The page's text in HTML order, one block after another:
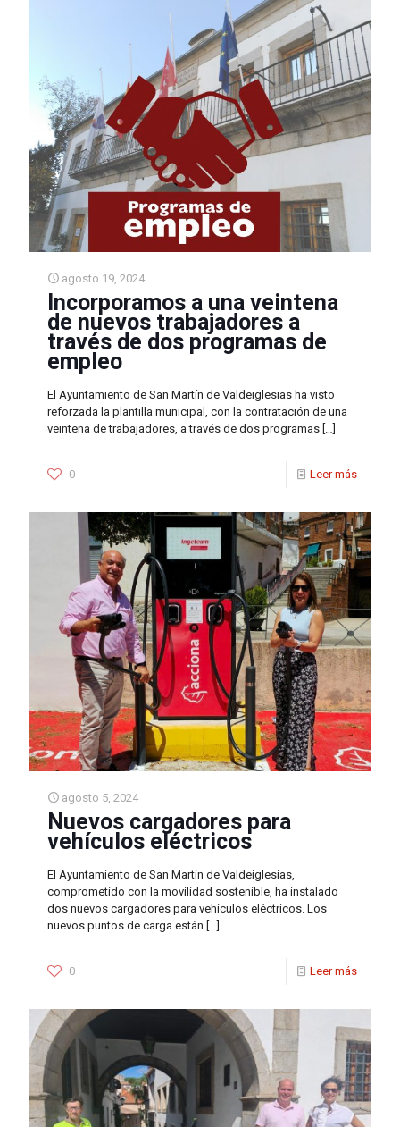
agosto 19, 2024
Incorporamos a una veintena
de nuevos trabajadores a
través de dos programas de
empleo
El Ayuntamiento de San Martín de Valdeiglesias ha visto
reforzada la plantilla municipal, con la contratación de una
veintena de trabajadores, a través de dos programas […]
0 Leer más
agosto 5, 2024
Nuevos cargadores para
vehículos eléctricos
El Ayuntamiento de San Martín de Valdeiglesias,
comprometido con la movilidad sostenible, ha instalado
dos nuevos cargadores para vehículos eléctricos. Los
nuevos puntos de carga están […]
0 Leer más